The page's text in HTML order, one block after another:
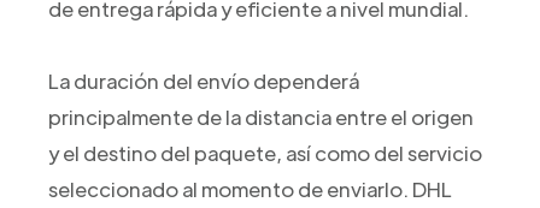
de entrega rápida y eficiente a nivel mundial.
La duración del envío dependerá
principalmente de la distancia entre el origen
y el destino del paquete, así como del servicio
seleccionado al momento de enviarlo. DHL